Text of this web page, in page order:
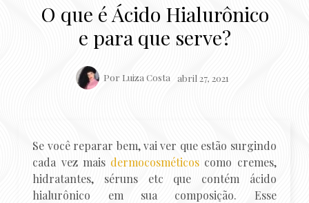
O que é Ácido Hialurônico
e para que serve?
Por Luiza Costa abril 27, 2021
Se você reparar bem, vai ver que estão surgindo
cada vez mais dermocosméticos como cremes,
hidratantes, séruns etc que contém ácido
hialurônico em sua composição. Esse